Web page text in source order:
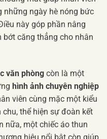
những ngày hè nóng bức
này góp phần nâng
căng thẳng cho nhân
văn phòng còn là một
hình ảnh chuyên nghiệp
viên cùng mặc một kiểu
thể hiện sự đoàn kết
nữa, một chiếc áo thun